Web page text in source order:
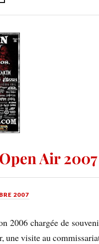
Air 2007
2007
2006 chargée de
une visite au